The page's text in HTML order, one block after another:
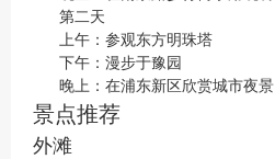
第二天
上午：参观东方明珠塔
下午：漫步于豫园
晚上：在浦东新区欣赏城市夜景
景点推荐
外滩